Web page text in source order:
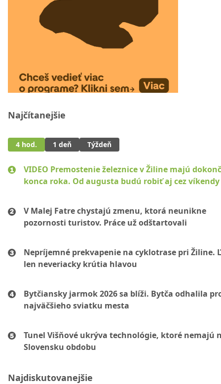
Najčítanejšie
4 hod. 1 deň Týždeň
VIDEO Premostenie železnice v Žiline majú
konca roka. Od augusta budú robiť aj cez víkendy
V Malej Fatre chystajú zmenu, ktorá neunikne
pozornosti turistov. Práce už odštartovali
Nepríjemné prekvapenie na cyklotrase pri Žiline.
len neveriacky krútia hlavou
Bytčiansky jarmok 2026 sa blíži. Bytča odhalila
najväčšieho sviatku mesta
Tunel Višňové ukrýva technológie, ktoré nemajú
Slovensku obdobu
Najdiskutovanejšie